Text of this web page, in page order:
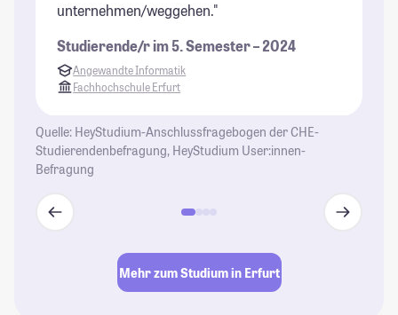
unternehmen/weggehen."
Studierende/r im 5. Semester – 2024
Angewandte Informatik
Fachhochschule Erfurt
Quelle: HeyStudium-Anschlussfragebogen der CHE-
Studierendenbefragung, HeyStudium User:innen-
Befragung
Mehr zum Studium in Erfurt